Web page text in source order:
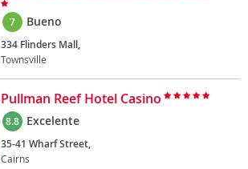
7 Bueno
334 Flinders Mall,
Townsville
Pullman Reef Hotel Casino
8.8 Excelente
35-41 Wharf Street,
Cairns